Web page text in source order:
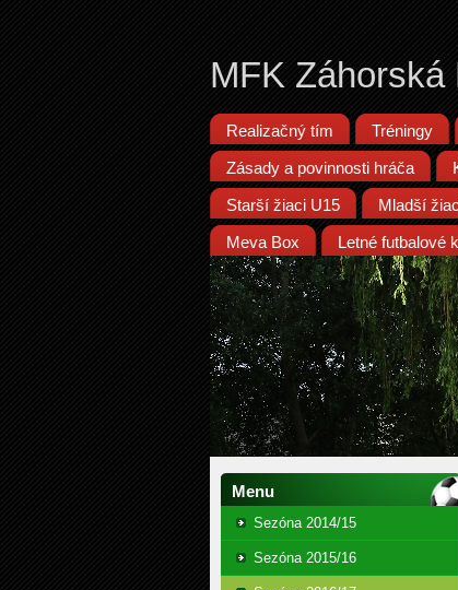
MFK Záhorská
Realizačný tím Tréningy
Zásady a povinnosti hráča
Starší žiaci U15 Mladší
Meva Box Letné futbalové
Menu
Sezóna 2014/15
Sezóna 2015/16